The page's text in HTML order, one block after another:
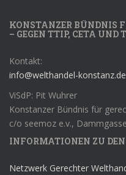
KONSTANZER BÜNDNIS
– GEGEN TTIP, CETA UND
Kontakt:
info@welthandel-konstanz.de
ViSdP: Pit Wuhrer
Konstanzer Bündnis für
c/o seemoz e.v.,
INFORMATIONEN ZU
Netzwerk Gerechter